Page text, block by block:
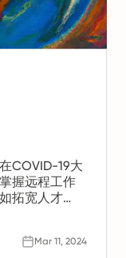
COVID-19大
握远程工作
拓宽人才
吸引顶尖远
远程员工入
Mar 11, 2024